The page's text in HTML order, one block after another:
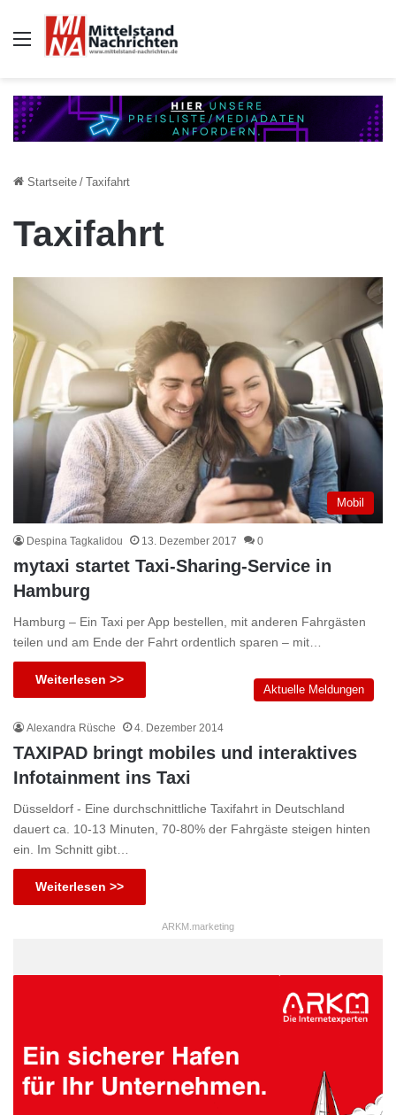
Auswahl
Startseite / Taxifahrt
Taxifahrt
Mobil
Despina Tagkalidou 13. Dezember 2017 0
mytaxi startet Taxi-Sharing-Service in
Hamburg
Hamburg – Ein Taxi per App bestellen, mit anderen Fahrgästen
teilen und am Ende der Fahrt ordentlich sparen – mit…
Weiterlesen >>
Aktuelle Meldungen
Alexandra Rüsche 4. Dezember 2014
TAXIPAD bringt mobiles und interaktives
Infotainment ins Taxi
Düsseldorf - Eine durchschnittliche Taxifahrt in Deutschland
dauert ca. 10-13 Minuten, 70-80% der Fahrgäste steigen hinten
ein. Im Schnitt gibt…
Weiterlesen >>
ARKM.marketing